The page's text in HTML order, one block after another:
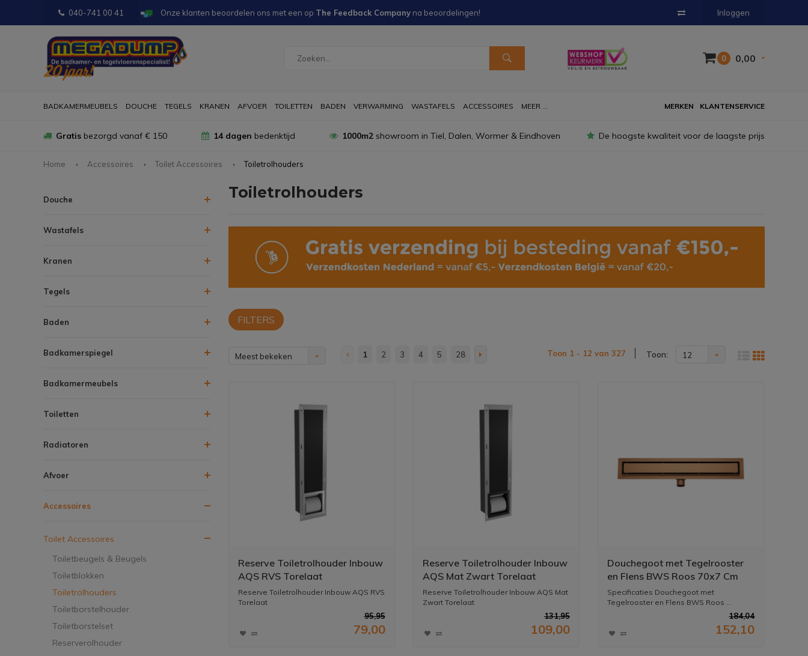
040-741 00 41 Onze klanten beoordelen ons met een op The Feedback Company na beoordelingen! Inloggen
0 0,00
BADKAMERMEUBELS DOUCHE TEGELS KRANEN AFVOER TOILETTEN BADEN VERWARMING WASTAFELS ACCESSOIRES MEER ... KLANTENSERVICE
MERKEN
Gratis bezorgd vanaf € 150 14 dagen bedenktijd 1000m2showroom in Tiel, Dalen, Wormer & Eindhoven De hoogste kwaliteit voor de laagste prijs
Home Accessoires Toilet Accessoires Toiletrolhouders
Douche
Wastafels
Kranen
Tegels
Baden
Badkamerspiegel
Badkamermeubels
Toiletten
Radiatoren
Afvoer
Accessoires
Toilet Accessoires
Toiletbeugels & Beugels
Toiletblokken
Toiletrolhouders
Toiletborstelhouder
Toiletborstelset
Reserverolhouder
Toiletrolhouders
FILTERS
Meest bekeken 1 2 3 4 5 28 Toon 1 - 12 van 327 Toon: 12
Reserve Toiletrolhouder Inbouw
AQS RVS Torelaat
Reserve Toiletrolhouder Inbouw AQS RVS
Torelaat
95,95
79,00
Reserve Toiletrolhouder Inbouw
AQS Mat Zwart Torelaat
Reserve Toiletrolhouder Inbouw AQS Mat
Zwart Torelaat
131,95
109,00
Douchegoot met Tegelrooster
en Flens BWS Roos 70x7 Cm
Geborsteld Brons Koper
Specificaties Douchegoot met
Tegelrooster en Flens BWS Roos ...
184,04
152,10